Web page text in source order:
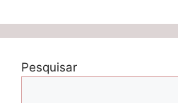
Pesquisar